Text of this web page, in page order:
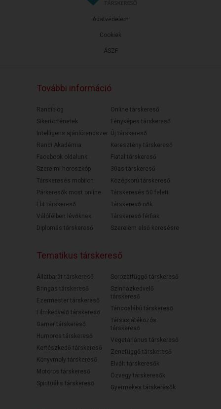
ÁSZF
Adatvédelem
Cookiek
További információ
Randiblog
Sikertörténetek
Intelligens ajánlórendszer
Randi Akadémia
Facebook oldalunk
Szerelmi horoszkóp
Társkeresés mobilon
Párkeresők most online
Elit társkereső
Válófélben lévőknek
Diplomás társkereső
Online társkereső
Fényképes társkereső
Új társkereső
Keresztény társkereső
Fiatal társkereső
30as társkereső
Középkorú társkereső
Társkeresés 50 felett
Társkereső nők
Társkereső férfiak
Szerelem első keresésre
Tematikus társkereső
Állatbarát társkereső
Bringás társkereső
Ezermester társkereső
Filmkedvelő társkereső
Gamer társkereső
Humoros társkereső
Kertészkedő társkereső
Könyvmoly társkereső
Motoros társkereső
Spirituális társkereső
Sorozatfüggő társkereső
Színházkedvelő
társkereső
Táncoslábú társkereső
Társasjátékozós
társkereső
Vegetáriánus társkereső
Zenefüggő társkereső
Elvált társkeresők
Özvegy társkeresők
Gyermekes társkeresők